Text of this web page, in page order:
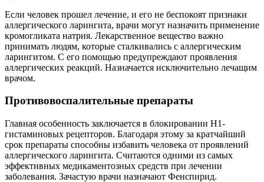
Если человек прошел лечение, и его не беспокоят признаки
аллергического ларингита, врачи могут назначить применение
кромогликата натрия. Лекарственное вещество важно
принимать людям, которые сталкивались с аллергическим
ларингитом. С его помощью предупреждают проявления
аллергических реакций. Назначается исключительно лечащим
врачом.
Противовоспалительные препараты
Главная особенность заключается в блокировании H1-
гистаминовых рецепторов. Благодаря этому за кратчайший
срок препараты способны избавить человека от проявлений
аллергического ларингита. Считаются одними из самых
эффективных медикаментозных средств при лечении
заболевания. Зачастую врачи назначают Фенспирид.